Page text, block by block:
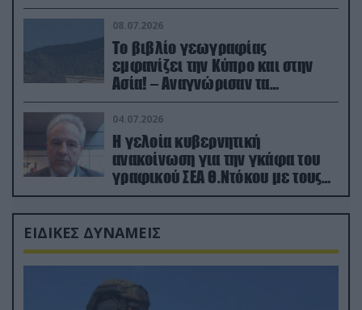
08.07.2026
Το βιβλίο γεωγραφίας
εμφανίζει την Κύπρο και στην
Ασία! – Αναγνώρισαν τα
κατεχόμενα; (φωτο)
04.07.2026
Η γελοία κυβερνητική
ανακοίνωση για την γκάφα του
γραφικού ΣΕΑ Θ.Ντόκου με τους
Ρώσους φαρσέρ
ΕΙΔΙΚΕΣ ΔΥΝΑΜΕΙΣ